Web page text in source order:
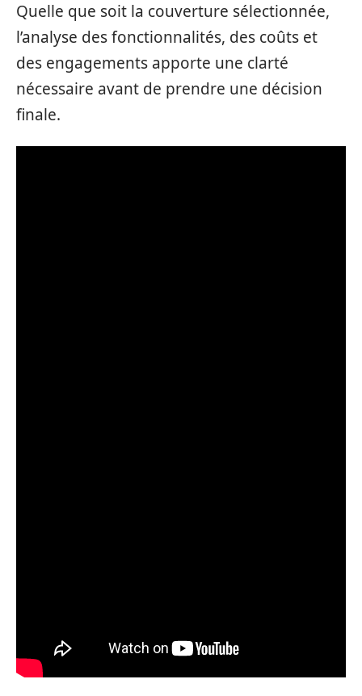
Quelle que soit la couverture sélectionnée,
l’analyse des fonctionnalités, des coûts et
des engagements apporte une clarté
nécessaire avant de prendre une décision
finale.